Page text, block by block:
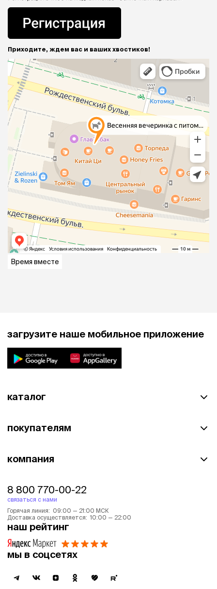
Приходите, ждем вас и ваших хвостиков!
Время вместе
загрузите наше мобильное приложение
каталог
покупателям
компания
8 800 770-00-22
связаться с нами
Горячая линия: 09:00 — 21:00 МСК
Доставка осуществляется: 10:00 — 22:00
наш рейтинг
мы в соцсетях